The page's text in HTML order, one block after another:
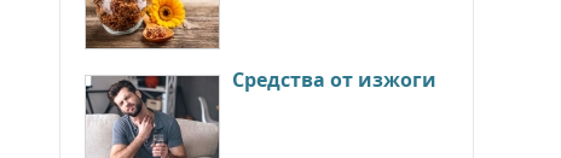
Средства от изжоги